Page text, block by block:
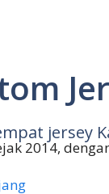
jersey
2014,